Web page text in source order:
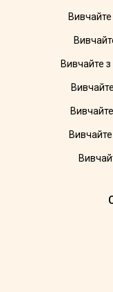
Вивчайте з